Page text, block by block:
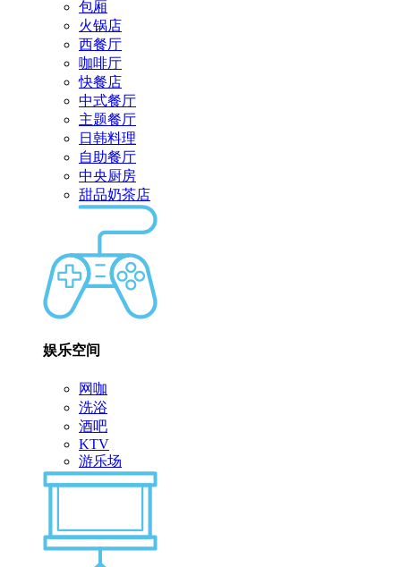
包厢
火锅店
西餐厅
咖啡厅
快餐店
中式餐厅
主题餐厅
日韩料理
自助餐厅
中央厨房
甜品奶茶店
娱乐空间
网咖
洗浴
酒吧
KTV
游乐场